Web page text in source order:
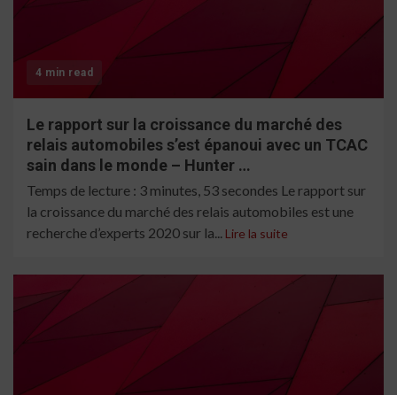
4 min read
Le rapport sur la croissance du marché des
relais automobiles s’est épanoui avec un TCAC
sain dans le monde – Hunter …
Temps de lecture : 3 minutes, 53 secondes Le rapport sur
la croissance du marché des relais automobiles est une
recherche d’experts 2020 sur la... Lire la suite